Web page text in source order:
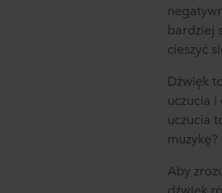
bardziej
cieszyć
Dźwięk
uczucia i
uczucia
muzykę?
Aby
dźwięk